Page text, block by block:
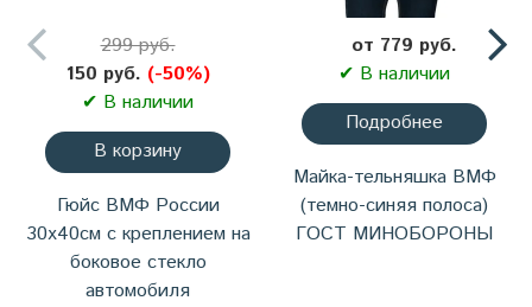
299 руб.
150 руб. (-50%)
✔ В наличии
В корзину
Гюйс ВМФ России
30х40см с креплением на
боковое стекло
автомобиля
от 779 руб.
✔ В наличии
Подробнее
Майка-тельняшка ВМФ
(темно-синяя полоса)
ГОСТ МИНОБОРОНЫ